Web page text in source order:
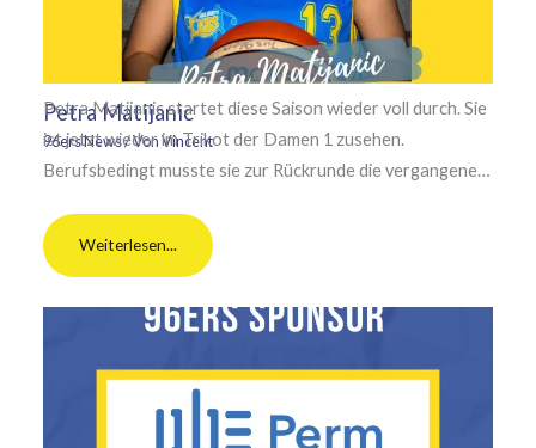
Petra Matijanic
96ers News/ VonVincent
Petra Matijanic startet diese Saison wieder voll durch. Sie
ist jetzt wieder im Trikot der Damen 1 zusehen.
Berufsbedingt musste sie zur Rückrunde die vergangene…
Weiterlesen...